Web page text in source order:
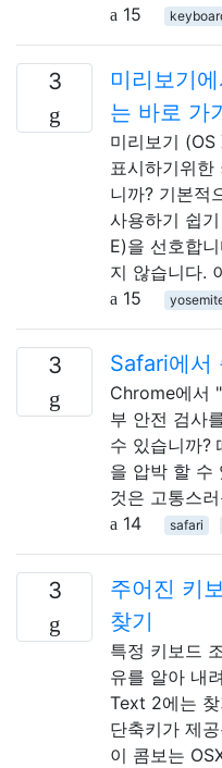
15
3
미리보기
는 바로 가
미리보기
표시하기위
니까? 기본
사용하기 쉽
E)을 선호합
지 않습니다.
15
3 Safari에서
Chrome에서
부 안전 검사
수 있습니까?
을 압박 할 수
것은 고통스
14
safari
3
주어진 키
찾기
특정 키보드
유를 알아 내
Text 2에는
단축키가 제
이 콤보는